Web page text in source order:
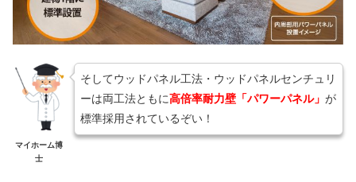
マイホーム博
士
そしてウッドパネル工法・ウッドパネルセンチュリ
ーは両工法ともに高倍率耐力壁「パワーパネル」 が
標準採用されているぞい！